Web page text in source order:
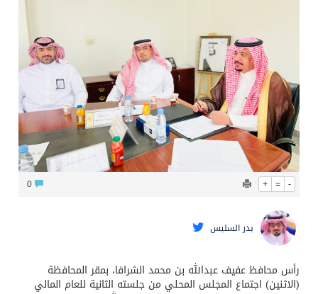
البيان المشترك لقمة مكة المكرمة للدفاع المشترك بين المملكة وتركيا وباكستان
+ = -
بدر السليس
رأس محافظ عفيف عبدالله بن محمد الشرافا، بمقر المحافظة
(الاثنين) اجتماع المجلس المحلي من جلسته الثانية للعام المالي